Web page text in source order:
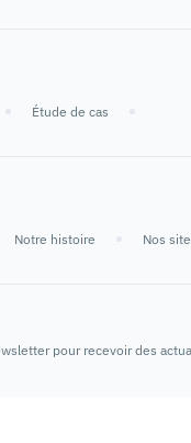
Étude de cas
Notre histoire Nos
pour recevoir des